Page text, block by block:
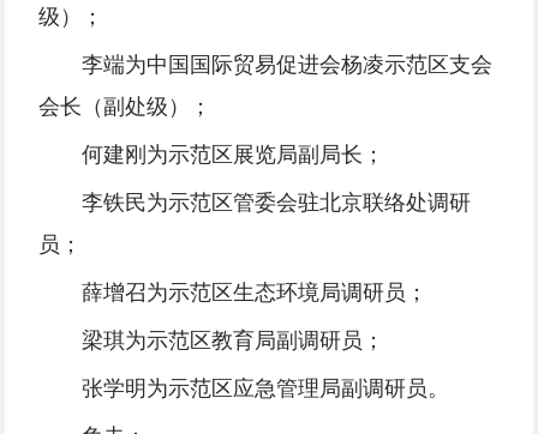
级）；
李端为中国国际贸易促进会杨凌示范区支会
会长（副处级）；
何建刚为示范区展览局副局长；
李铁民为示范区管委会驻北京联络处调研
员；
薛增召为示范区生态环境局调研员；
梁琪为示范区教育局副调研员；
张学明为示范区应急管理局副调研员。